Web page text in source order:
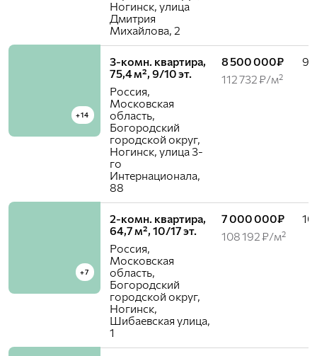
Ногинск, улица
Дмитрия
Михайлова, 2
+14
3-комн. квартира,
75,4 м², 9/10 эт.
Россия,
Московская
область,
Богородский
городской округ,
Ногинск, улица 3-
го
Интернационала,
88
8 500 000₽
112 732 ₽/м²
9 /
+7
2-комн. квартира,
64,7 м², 10/17 эт.
Россия,
Московская
область,
Богородский
городской округ,
Ногинск,
Шибаевская улица,
1
7 000 000₽
108 192 ₽/м²
10